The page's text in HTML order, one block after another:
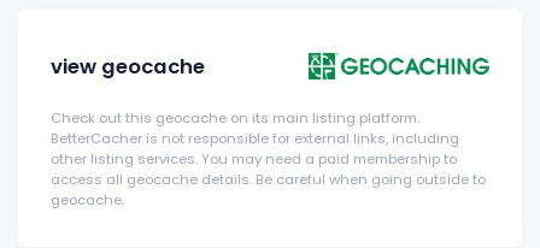
view geocache
Check out this geocache on its main listing platform.
BetterCacher is not responsible for external links, including
other listing services. You may need a paid membership to
access all geocache details. Be careful when going outside to
geocache.